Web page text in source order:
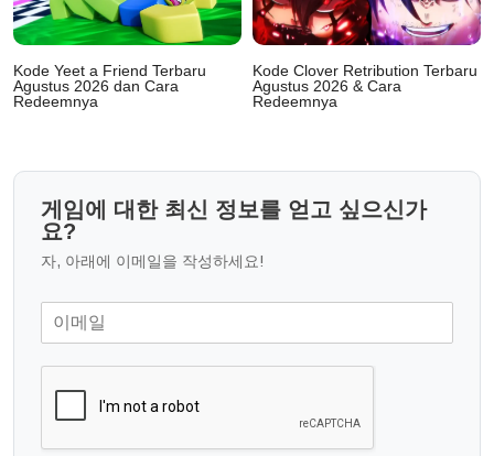
Kode Yeet a Friend Terbaru
Agustus 2026 dan Cara
Redeemnya
Kode Clover Retribution Terbaru
Agustus 2026 & Cara
Redeemnya
게임에 대한 최신 정보를 얻고 싶으신가
요?
자, 아래에 이메일을 작성하세요!